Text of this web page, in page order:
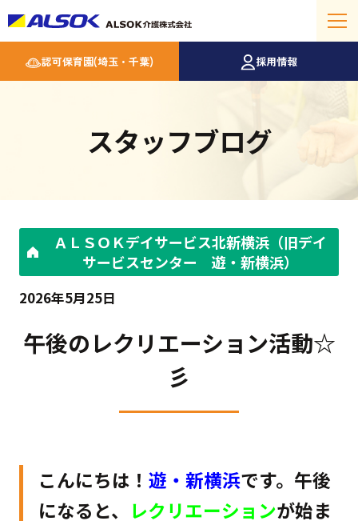
認可保育園(埼玉・千葉) 採用情報
スタッフブログ
ＡＬＳＯＫデイサービス北新横浜（旧デイ
サービスセンター 遊・新横浜）
2026年5月25日
午後のレクリエーション活動☆
彡
こんにちは！ 遊・新横浜です。午後
になると、 レクリエーションが始ま